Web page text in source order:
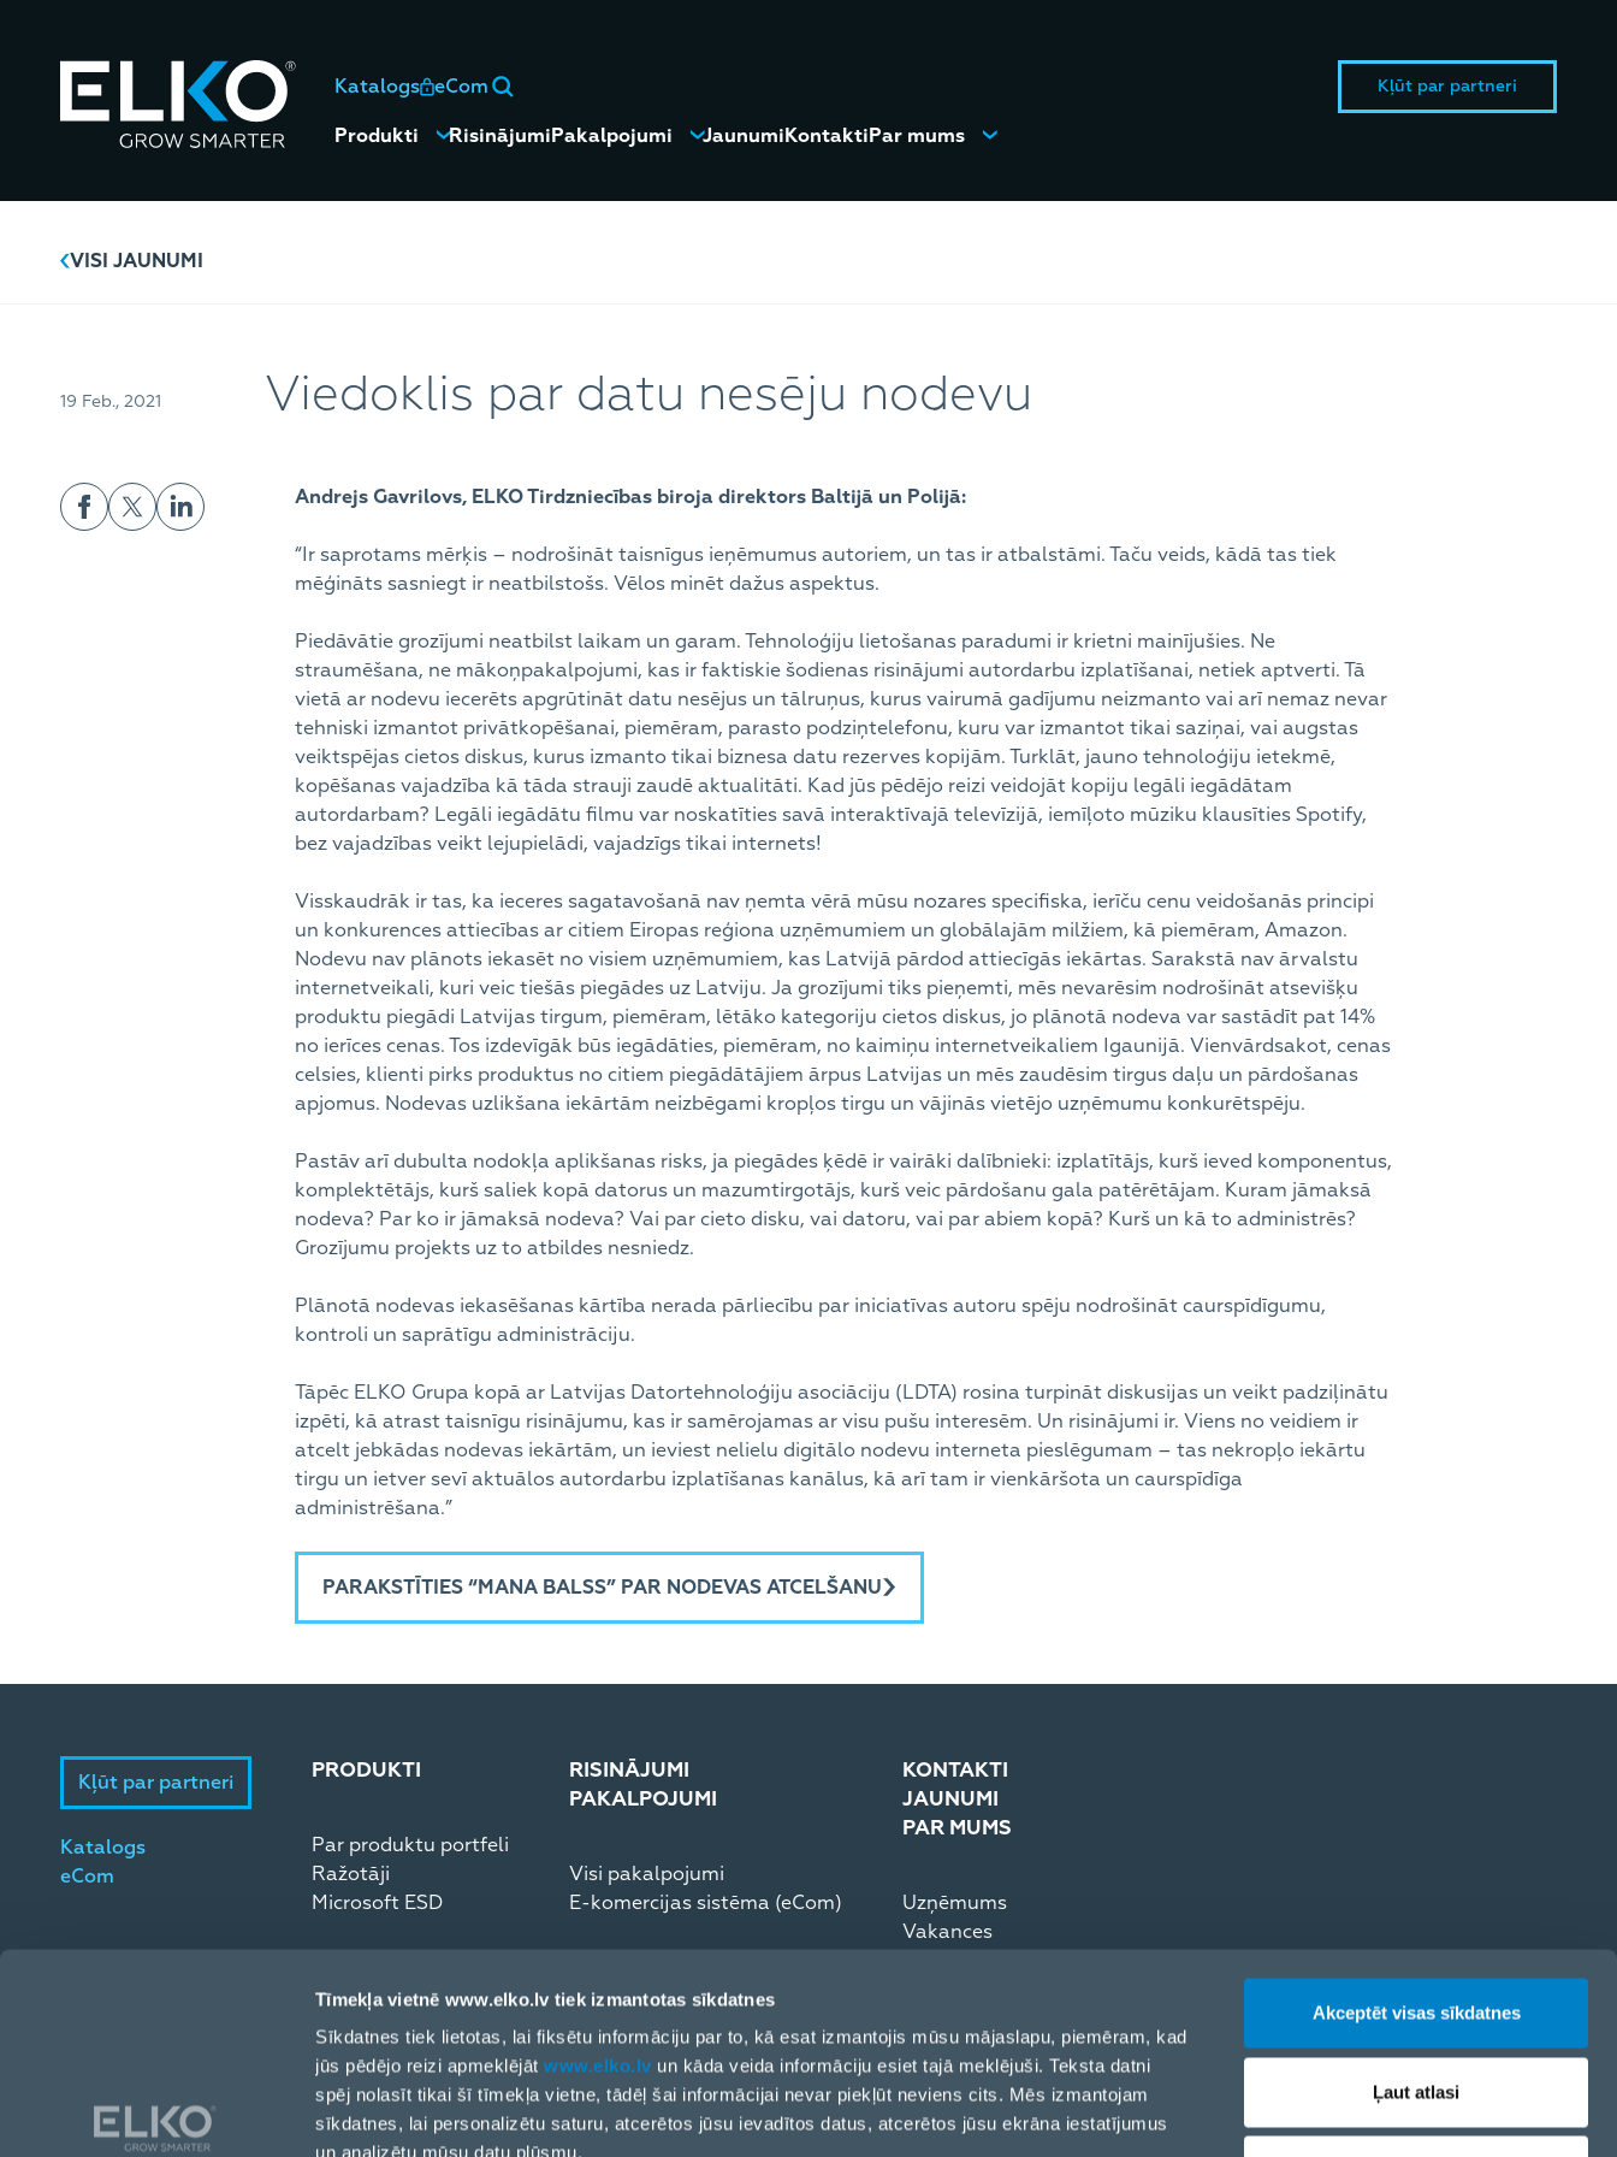
Tīmekļa vietnē www.elko.lv tiek izmantotas sīkdatnes
Sīkdatnes tiek lietotas, lai fiksētu informāciju par to, kā esat izmantojis mūsu mājaslapu, piemēram, kad
jūs pēdējo reizi apmeklējātwww.elko.lv un kāda veida informāciju esiet tajā meklējuši. Teksta datni
spēj nolasīt tikai šī tīmekļa vietne, tādēļ šai informācijai nevar piekļūt neviens cits. Mēs izmantojam
sīkdatnes, lai personalizētu saturu, atcerētos jūsu ievadītos datus, atcerētos jūsu ekrāna iestatījumus
un analizētu mūsu datu plūsmu.
Akceptēt visas sīkdatnes
Ļaut atlasi
Katalogs eCom Kļūt par partneri
Produkti RisinājumiPakalpojumi JaunumiKontaktiPar mums
VISI JAUNUMI
19 Feb., 2021 Viedoklis par datu nesēju nodevu
Andrejs Gavrilovs, ELKO Tirdzniecības biroja direktors Baltijā un Polijā:
“Ir saprotams mērķis – nodrošināt taisnīgus ieņēmumus autoriem, un tas ir atbalstāmi. Taču veids, kādā tas tiek
mēģināts sasniegt ir neatbilstošs. Vēlos minēt dažus aspektus.
Piedāvātie grozījumi neatbilst laikam un garam. Tehnoloģiju lietošanas paradumi ir krietni mainījušies. Ne
straumēšana, ne mākoņpakalpojumi, kas ir faktiskie šodienas risinājumi autordarbu izplatīšanai, netiek aptverti. Tā
vietā ar nodevu iecerēts apgrūtināt datu nesējus un tālruņus, kurus vairumā gadījumu neizmanto vai arī nemaz nevar
tehniski izmantot privātkopēšanai, piemēram, parasto podziņtelefonu, kuru var izmantot tikai saziņai, vai augstas
veiktspējas cietos diskus, kurus izmanto tikai biznesa datu rezerves kopijām. Turklāt, jauno tehnoloģiju ietekmē,
kopēšanas vajadzība kā tāda strauji zaudē aktualitāti. Kad jūs pēdējo reizi veidojāt kopiju legāli iegādātam
autordarbam? Legāli iegādātu filmu var noskatīties savā interaktīvajā televīzijā, iemīļoto mūziku klausīties Spotify,
bez vajadzības veikt lejupielādi, vajadzīgs tikai internets!
Visskaudrāk ir tas, ka ieceres sagatavošanā nav ņemta vērā mūsu nozares specifiska, ierīču cenu veidošanās principi
un konkurences attiecības ar citiem Eiropas reģiona uzņēmumiem un globālajām milžiem, kā piemēram, Amazon.
Nodevu nav plānots iekasēt no visiem uzņēmumiem, kas Latvijā pārdod attiecīgās iekārtas. Sarakstā nav ārvalstu
internetveikali, kuri veic tiešās piegādes uz Latviju. Ja grozījumi tiks pieņemti, mēs nevarēsim nodrošināt atsevišķu
produktu piegādi Latvijas tirgum, piemēram, lētāko kategoriju cietos diskus, jo plānotā nodeva var sastādīt pat 14%
no ierīces cenas. Tos izdevīgāk būs iegādāties, piemēram, no kaimiņu internetveikaliem Igaunijā. Vienvārdsakot, cenas
celsies, klienti pirks produktus no citiem piegādātājiem ārpus Latvijas un mēs zaudēsim tirgus daļu un pārdošanas
apjomus. Nodevas uzlikšana iekārtām neizbēgami kropļos tirgu un vājinās vietējo uzņēmumu konkurētspēju.
Pastāv arī dubulta nodokļa aplikšanas risks, ja piegādes ķēdē ir vairāki dalībnieki: izplatītājs, kurš ieved komponentus,
komplektētājs, kurš saliek kopā datorus un mazumtirgotājs, kurš veic pārdošanu gala patērētājam. Kuram jāmaksā
nodeva? Par ko ir jāmaksā nodeva? Vai par cieto disku, vai datoru, vai par abiem kopā? Kurš un kā to administrēs?
Grozījumu projekts uz to atbildes nesniedz.
Plānotā nodevas iekasēšanas kārtība nerada pārliecību par iniciatīvas autoru spēju nodrošināt caurspīdīgumu,
kontroli un saprātīgu administrāciju.
Tāpēc ELKO Grupa kopā ar Latvijas Datortehnoloģiju asociāciju (LDTA) rosina turpināt diskusijas un veikt padziļinātu
izpēti, kā atrast taisnīgu risinājumu, kas ir samērojamas ar visu pušu interesēm. Un risinājumi ir. Viens no veidiem ir
atcelt jebkādas nodevas iekārtām, un ieviest nelielu digitālo nodevu interneta pieslēgumam – tas nekropļo iekārtu
tirgu un ietver sevī aktuālos autordarbu izplatīšanas kanālus, kā arī tam ir vienkāršota un caurspīdīga
administrēšana.”
PARAKSTĪTIES “MANA BALSS” PAR NODEVAS ATCELŠANU
Kļūt par partneri
Katalogs
eCom
PRODUKTI
Par produktu portfeli
Ražotāji
Microsoft ESD
RISINĀJUMI
PAKALPOJUMI
Visi pakalpojumi
E-komercijas sistēma (eCom)
KONTAKTI
JAUNUMI
PAR MUMS
Uzņēmums
Vakances